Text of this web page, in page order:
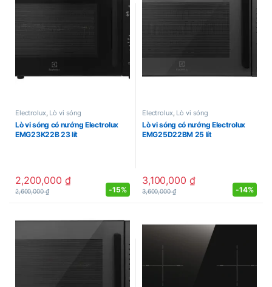
Electrolux, Lò vi sóng
Lò vi sóng có nướng Electrolux
EMG23K22B 23 lít
2,200,000 ₫
2,600,000₫ -15%
Electrolux, Lò vi sóng
Lò vi sóng có nướng Electrolux
EMG25D22BM 25 lít
3,100,000 ₫
3,600,000₫ -14%